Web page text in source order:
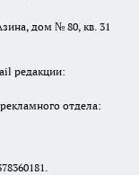
дом № 80, кв. 31
редакции:
отдела: